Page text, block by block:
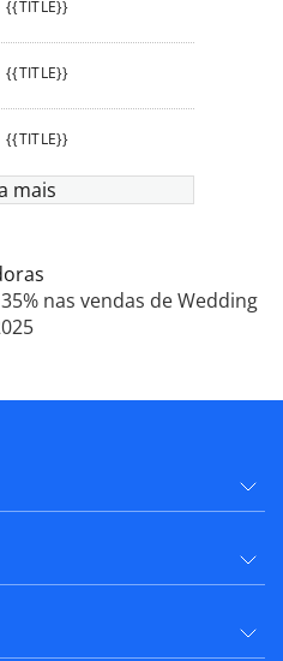
{{TITLE}}
{{TITLE}}
{{TITLE}}
mais
nas vendas de Wedding